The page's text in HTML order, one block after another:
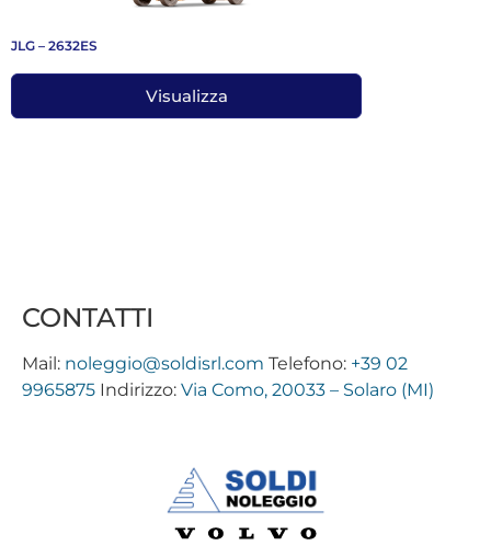
JLG – 2632ES
Visualizza
CONTATTI
Mail: noleggio@soldisrl.com Telefono: +39 02
9965875 Indirizzo: Via Como, 20033 – Solaro (MI)